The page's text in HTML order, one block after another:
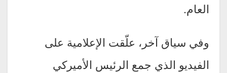
العام.
وفي سياق آخر، علّقت الإعلامية على
الفيديو الذي جمع الرئيس الأميركي